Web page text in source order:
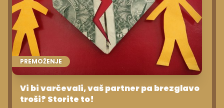
PREMOŽENJE
Vi bi varčevali, vaš partner pa brezglavo
troši? Storite to!